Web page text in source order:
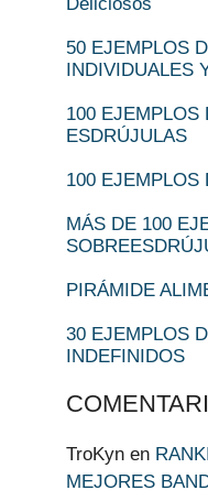
50 EJEMPLOS
INDIVIDUALES
100 EJEMPLOS
ESDRÚJULAS
100 EJEMPLOS
MÁS DE 100
PIRÁMIDE
30 EJEMPLOS
INDEFINIDOS
TroKyn en
MEJORES